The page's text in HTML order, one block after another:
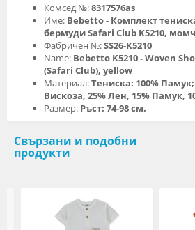
Комсед №:8317576as
Име: Bebetto - Комплект
бермуди Safari Club K5210,
Фабричен №:SS26-K5210
Name: Bebetto K5210 - Woven
(Safari Club), yellow
Материал:Тениска: 100%
Вискоза, 25% Лен, 15% Памук,
Размер: Ръст: 74-98 см.
Свързани и подобни
продукти